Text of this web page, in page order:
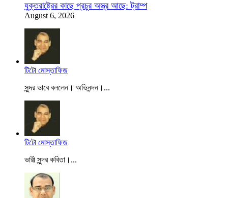
যুক্তরাষ্ট্রের কাছে প্রচুর অস্ত্র আছে: ট্রাম্প
August 6, 2026
টিটো মোস্তাফিজ
সুন্দর ভাবে বললেন। অভিনন্দন।...
টিটো মোস্তাফিজ
ভারী সুন্দর কবিতা।...